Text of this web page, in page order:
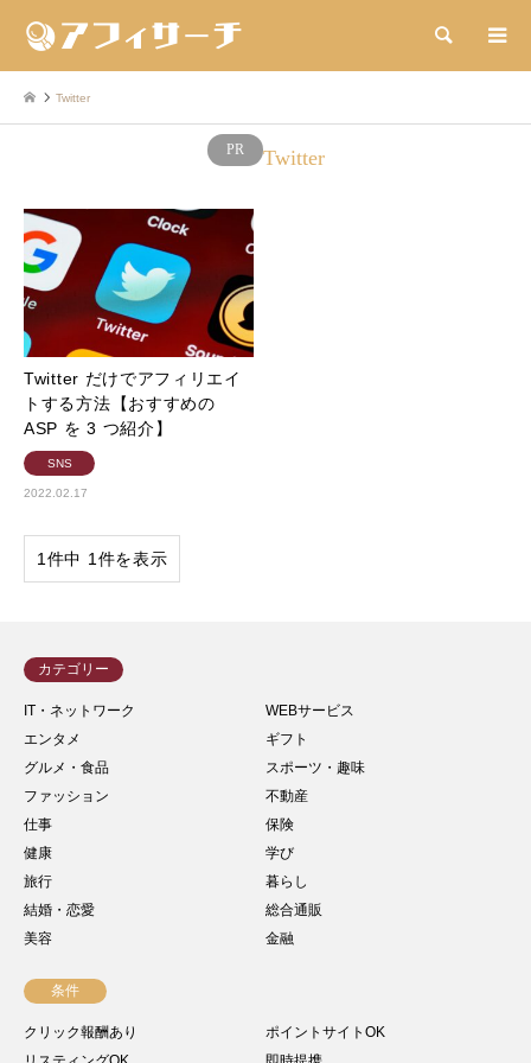
検索
Twitter
Twitter
Twitter だけでアフィリエイ
トする方法【おすすめの
ASP を 3 つ紹介】
SNS
2022.02.17
1件中 1件を表示
カテゴリー
IT・ネットワーク
WEBサービス
エンタメ
ギフト
グルメ・食品
スポーツ・趣味
ファッション
不動産
仕事
保険
健康
学び
旅行
暮らし
結婚・恋愛
総合通販
美容
金融
条件
クリック報酬あり
ポイントサイトOK